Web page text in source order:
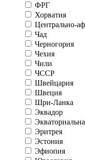
ФРГ
Хорватия
Центрально-
Чад
Черногория
Чехия
Чили
ЧССР
Швейцария
Швеция
Шри-Ланка
Эквадор
Эритрея
Эстония
Эфиопия